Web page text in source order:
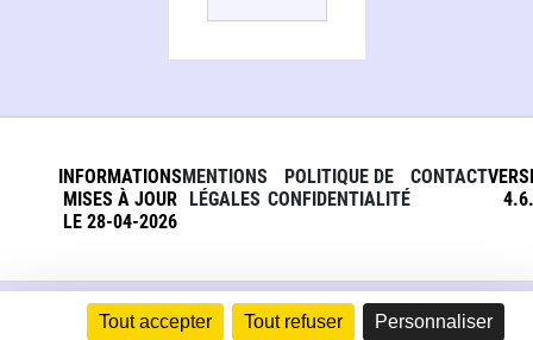
Tout accepter Tout refuser Personnaliser
INFORMATIONS
MISES À JOUR
LE 28-04-2026
MENTIONS
LÉGALES
POLITIQUE DE
CONFIDENTIALITÉ
CONTACT